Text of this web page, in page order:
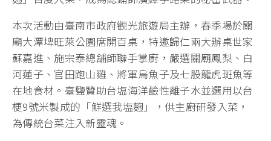
本次活動由臺南市政府觀光旅遊局主辦，春季場於關
廟大潭埤旺萊公園席開百桌，特邀歸仁兩大辦桌世家
蘇嘉進、施宗泰總舖師聯手掌廚，嚴選關廟鳳梨、白
河蓮子、官田跑山雞、將軍烏魚子及七股龍虎斑魚等
在地食材。臺鹽贊助台塩海洋鹼性離子水並選用以台
梗9號米製成的「鮮選我塩麴」，供主廚研發入菜，
為傳統台菜注入新靈魂。